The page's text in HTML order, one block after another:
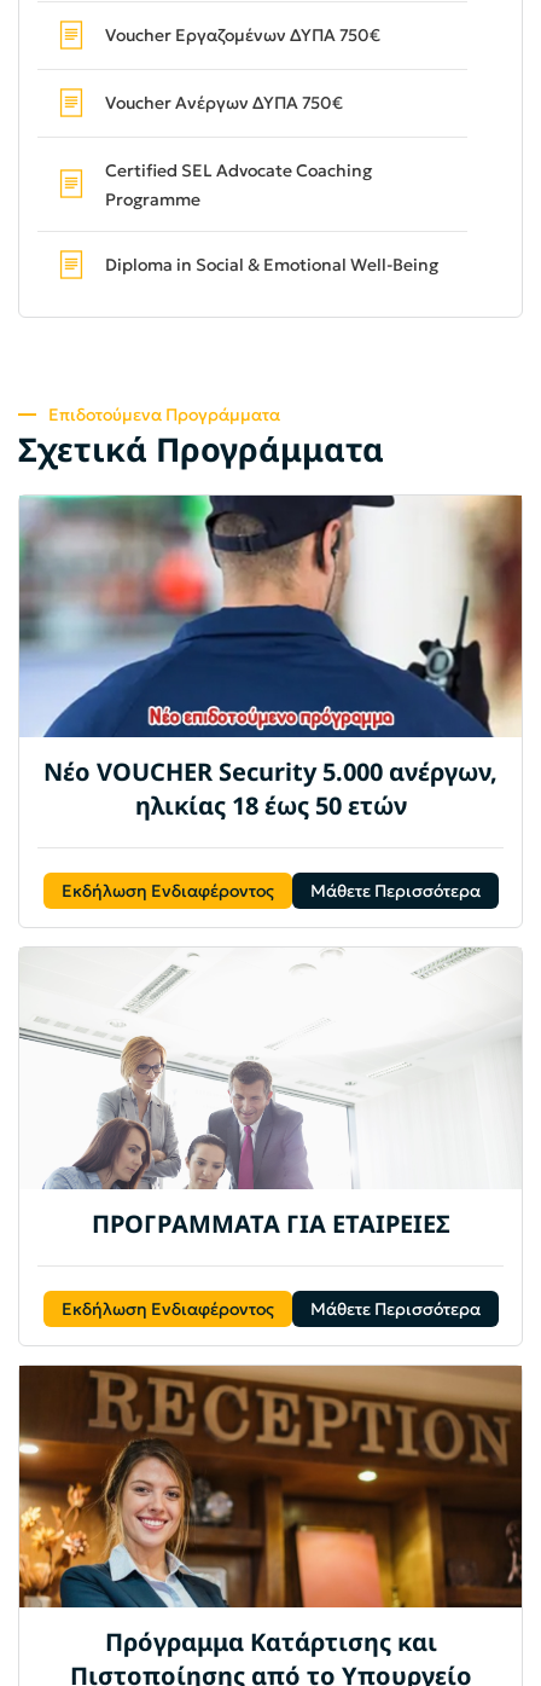
Voucher Εργαζομένων ΔΥΠΑ 750€
Voucher Ανέργων ΔΥΠΑ 750€
Certified SEL Advocate Coaching
Programme
Diploma in Social & Emotional Well-Being
Επιδοτούμενα Προγράμματα
Σχετικά Προγράμματα
Νέο VOUCHER Security 5.000 ανέργων,
ηλικίας 18 έως 50 ετών
Εκδήλωση Ενδιαφέροντος Μάθετε Περισσότερα
ΠΡΟΓΡΑΜΜΑΤΑ ΓΙΑ ΕΤΑΙΡΕΙΕΣ
Εκδήλωση Ενδιαφέροντος Μάθετε Περισσότερα
Πρόγραμμα Κατάρτισης και
Πιστοποίησης από το Υπουργείο